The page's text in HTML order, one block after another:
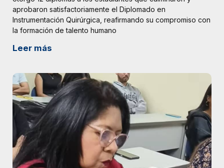
aprobaron satisfactoriamente el Diplomado en
Instrumentación Quirúrgica, reafirmando su compromiso con
la formación de talento humano
Leer más